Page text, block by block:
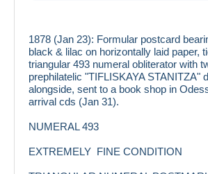
1878 (Jan 23): Formular postcard
black & lilac on horizontally laid paper,
triangular 493 numeral obliterator with
prephilatelic "TIFLISKAYA STANITZA"
alongside, sent to a book shop in
arrival cds (Jan 31).
NUMERAL 493
EXTREMELY FINE CONDITION